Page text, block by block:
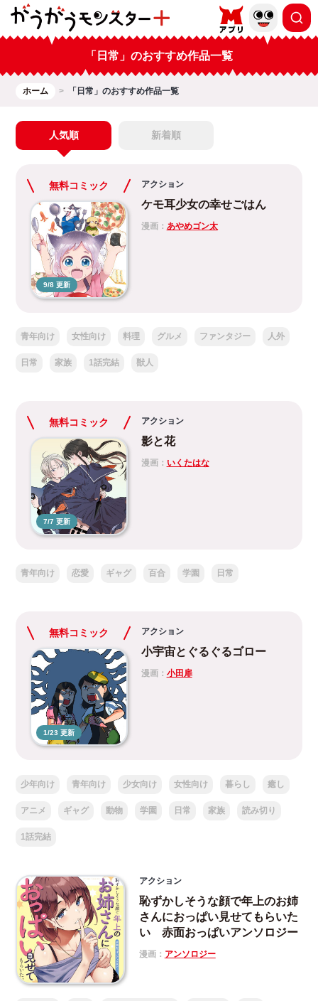
「日常」のおすすめ作品一覧
ホーム 「日常」のおすすめ作品一覧
人気順 新着順
無料コミック
9/8 更新
アクション
ケモ耳少女の幸せごはん
漫画： あやめゴン太
青年向け 女性向け 料理 グルメ ファンタジー 人外
日常 家族 1話完結 獣人
無料コミック
7/7 更新
アクション
影と花
漫画： いくたはな
青年向け 恋愛 ギャグ 百合 学園 日常
無料コミック
1/23 更新
アクション
小宇宙とぐるぐるゴロー
漫画： 小田扉
少年向け 青年向け 少女向け 女性向け 暮らし 癒し
アニメ ギャグ 動物 学園 日常 家族 読み切り
1話完結
アクション
恥ずかしそうな顔で年上のお姉
さんにおっぱい見せてもらいた
い 赤面おっぱいアンソロジー
漫画： アンソロジー